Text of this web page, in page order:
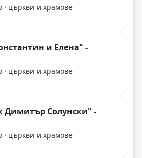
· църкви и храмове
и Елена" -
· църкви и храмове
Димитър Солунски" -
· църкви и храмове